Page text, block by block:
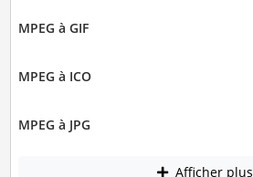
MPEG à GIF
MPEG à ICO
MPEG à JPG
Afficher plus